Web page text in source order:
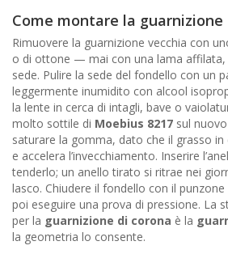
Come montare la guarnizione
Rimuovere la guarnizione vecchia con
o di ottone — mai con una lama affilata,
sede. Pulire la sede del fondello con un
leggermente inumidito con alcool
la lente in cerca di intagli, bave o
molto sottile di Moebius 8217 sul nuovo
saturare la gomma, dato che il grasso
e accelera l’invecchiamento. Inserire
tenderlo; un anello tirato si ritrae nei
lasco. Chiudere il fondello con il
poi eseguire una prova di pressione. La
per la guarnizione di corona è la
la geometria lo consente.